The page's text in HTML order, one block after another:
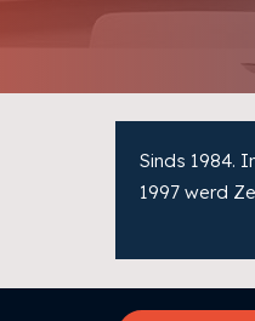
Sinds 1984.
1997 werd